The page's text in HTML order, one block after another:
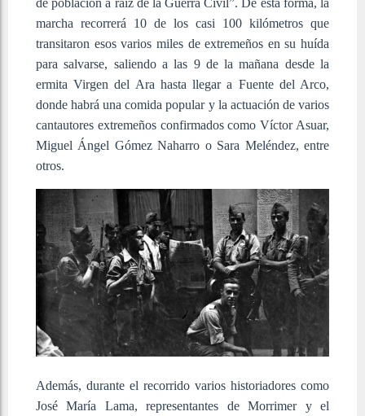
marcha recorrerá 10 de los casi 100 kilómetros que
transitaron esos varios miles de extremeños en su huída
para salvarse, saliendo a las 9 de la mañana desde la
ermita Virgen del Ara hasta llegar a Fuente del Arco,
donde habrá una comida popular y la actuación de varios
cantautores extremeños confirmados como Víctor Asuar,
Miguel Ángel Gómez Naharro o Sara Meléndez, entre
otros.
Además, durante el recorrido varios historiadores como
José María Lama, representantes de Morrimer y el